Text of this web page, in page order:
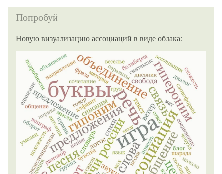
Попробуй
Новую визуализацию ассоциаций в виде облака: